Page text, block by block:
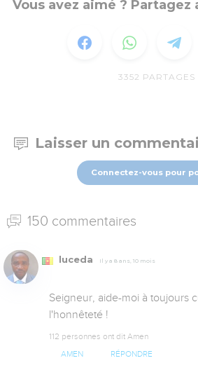
Vous avez aimé ? Partagez
3352 PARTAGES
Laisser un
Connectez-vous pour
150 commentaires
luceda Il y a 8 ans, 10 mois
Seigneur, aide-moi à toujours
l'honnêteté !
112 personnes ont dit Amen
AMEN RÉPONDRE